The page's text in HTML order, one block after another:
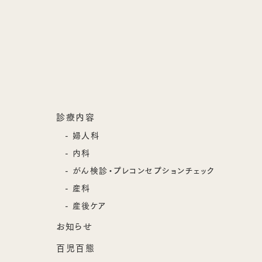
診療内容
婦人科
内科
がん検診・プレコンセプションチェック
産科
産後ケア
お知らせ
百児百態